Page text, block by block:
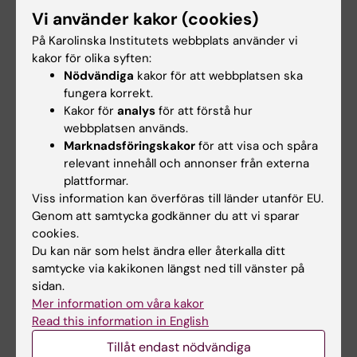
nästa gång kursen ges.
Student som ej är godkänd efter ordinarie
examinationstillfälle har rätt att delta vid
ytterligare fem examinationstillfällen. Om
studenten genomfört sex underkända
tentamina/prov ges inte något ytterligare
examinationstillfälle. Som examinationstillfälle
räknas de gånger studenten deltagit i ett och
samma prov. Inlämning av blank skrivning
räknas som examinationstillfälle.
Examinationstillfälle till vilket studenten anmält
sig men inte deltagit räknas inte som
examinationstillfälle.
Om det föreligger särskilda skäl, eller behov av
Vi använder kakor (cookies)
På Karolinska Institutets webbplats använder vi
kakor för olika syften:
Nödvändiga kakor för att webbplatsen ska
fungera korrekt.
Kakor för analys för att förstå hur
webbplatsen används.
Marknadsföringskakor för att visa och spåra
relevant innehåll och annonser från externa
plattformar.
Viss information kan överföras till länder utanför EU.
Genom att samtycka godkänner du att vi sparar
cookies.
Du kan när som helst ändra eller återkalla ditt
samtycke via kakikonen längst ned till vänster på
sidan.
Mer information om våra kakor
Read this information in English
Tillåt endast nödvändiga